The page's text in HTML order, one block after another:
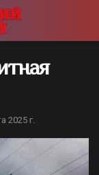
2025 г.